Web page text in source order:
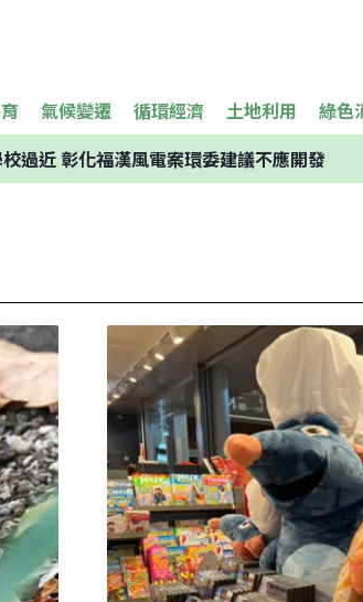
氣候變遷 循環經濟 土地利用 綠色
過近 彰化福漢風電案環委建議不應開發